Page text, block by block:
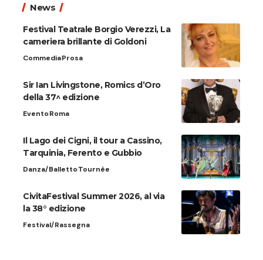
News
Festival Teatrale Borgio Verezzi, La
cameriera brillante di Goldoni
CommediaProsa
Sir Ian Livingstone, Romics d’Oro
della 37^ edizione
EventoRoma
Il Lago dei Cigni, il tour a Cassino,
Tarquinia, Ferento e Gubbio
Danza/BallettoTournèe
CivitaFestival Summer 2026, al via
la 38° edizione
Festival/Rassegna